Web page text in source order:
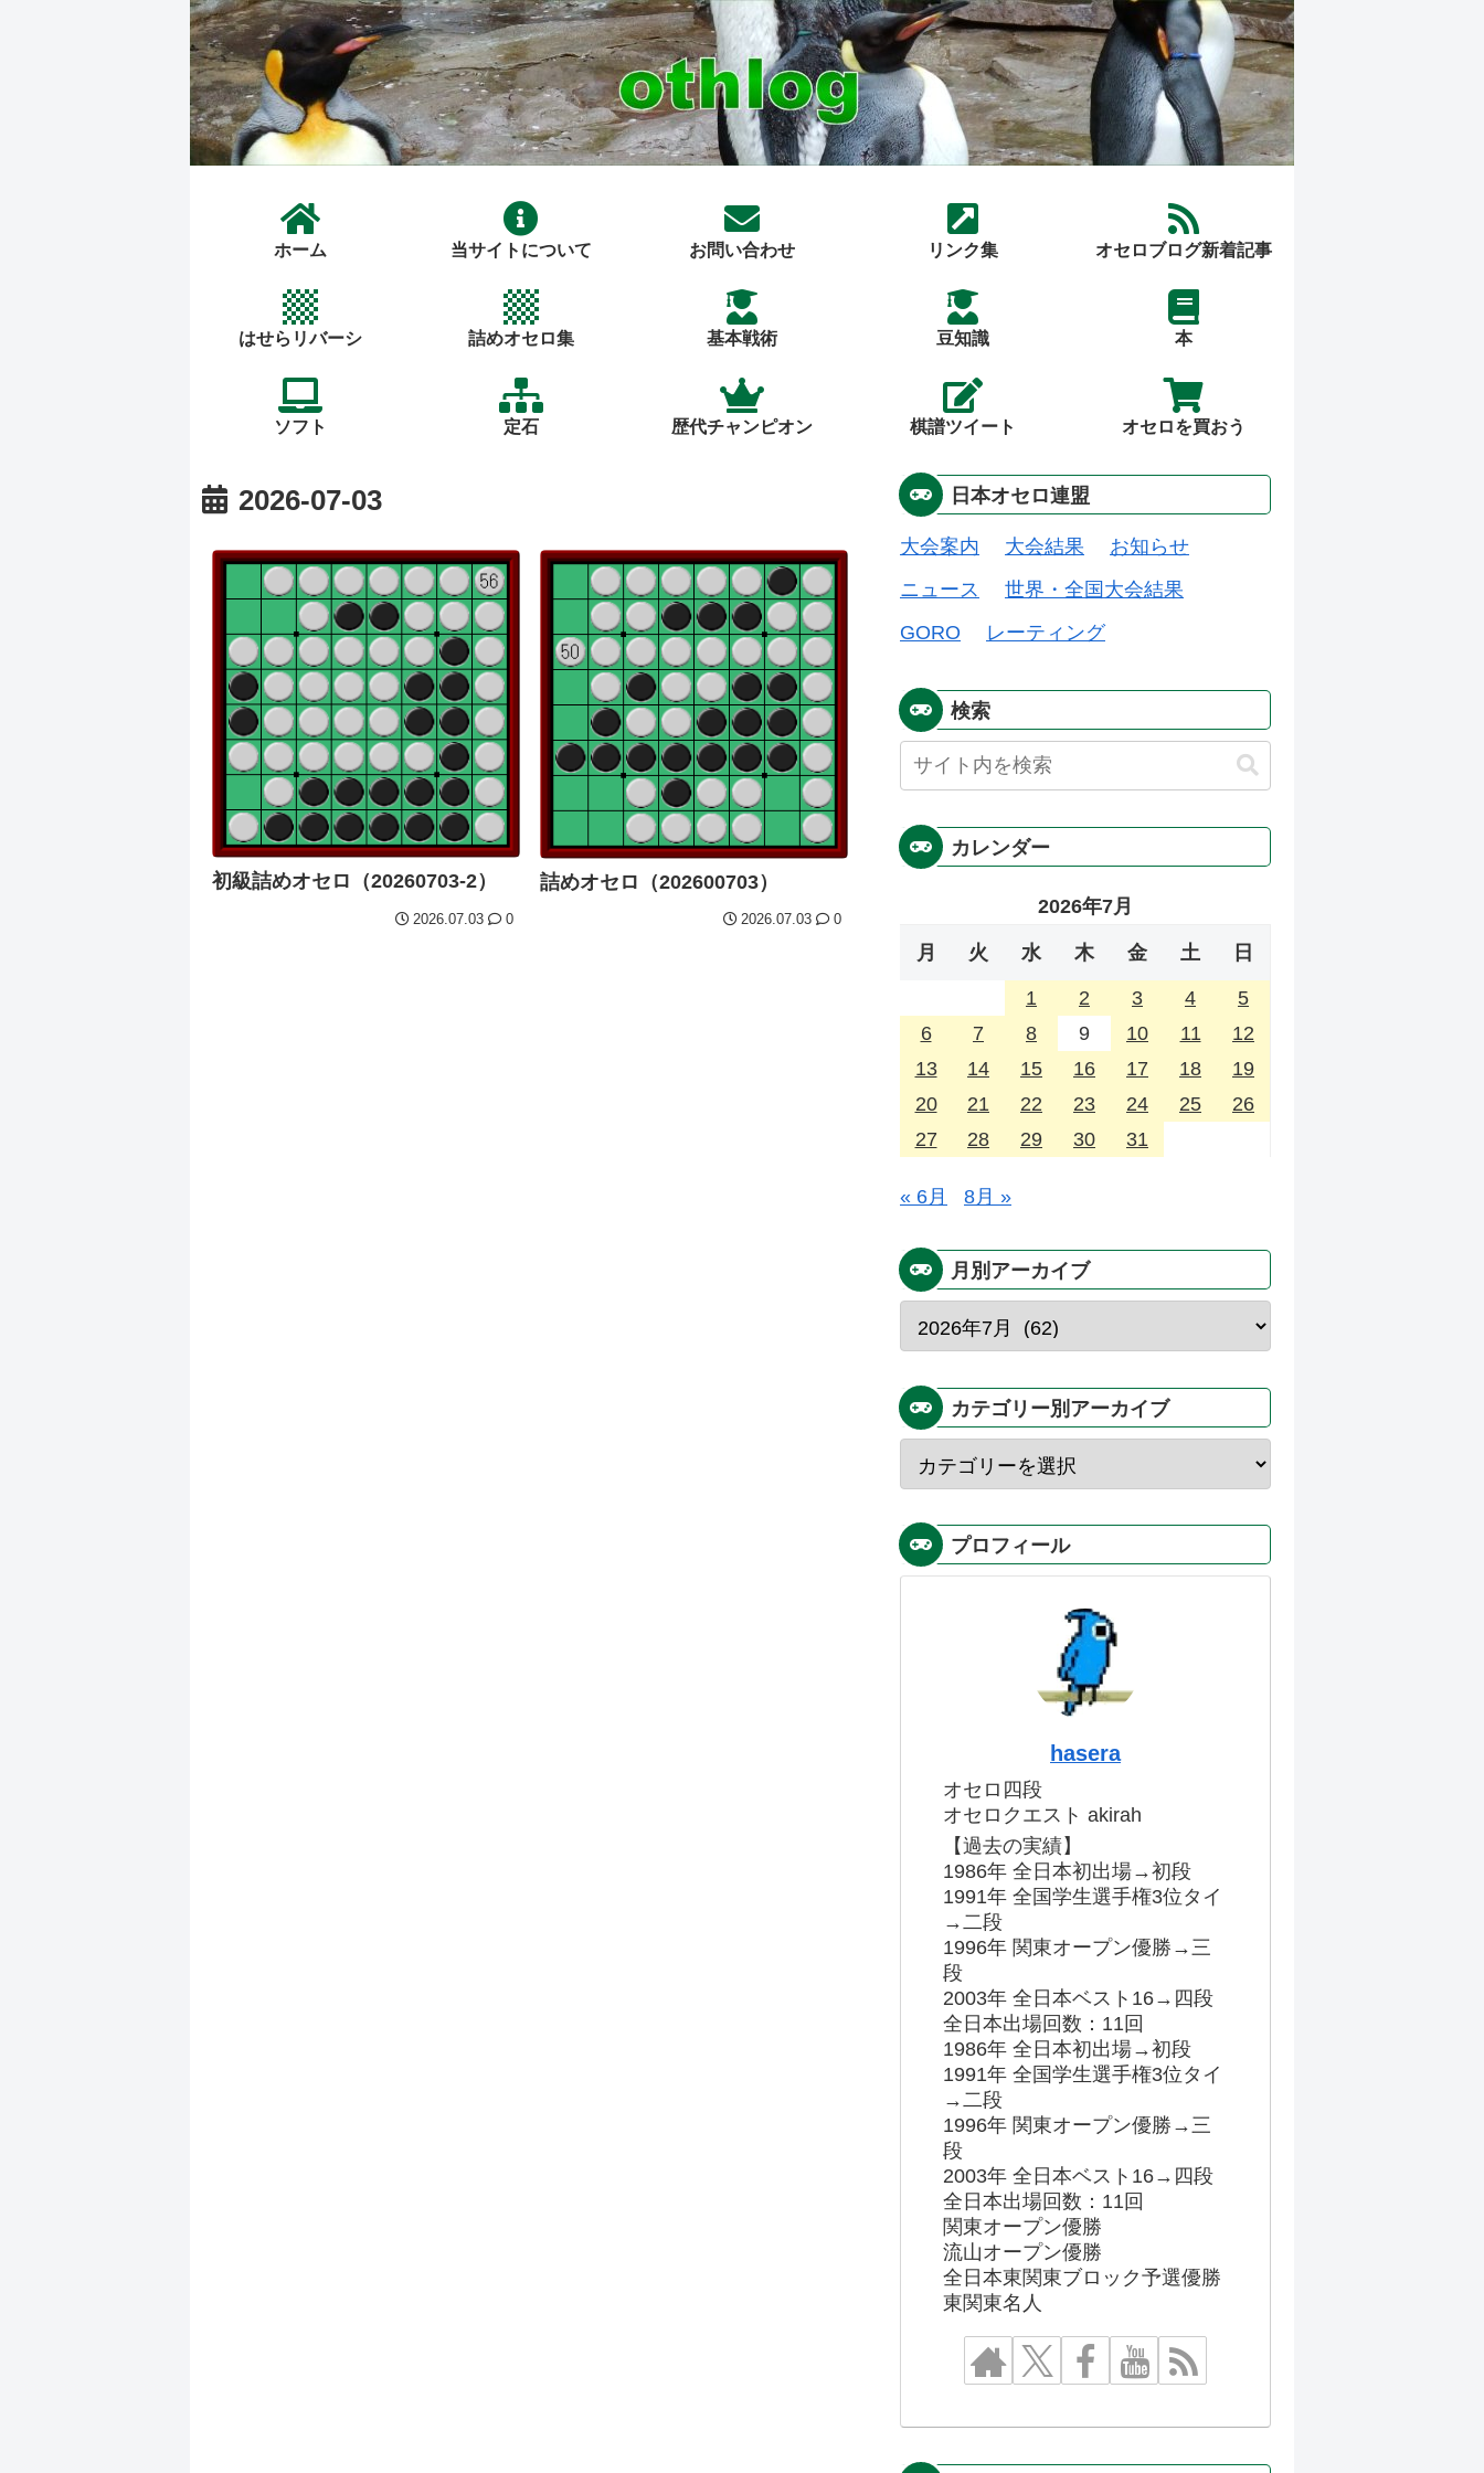
ホーム 当サイトについて お問い合わせ リンク集 オセロブログ新着記事
はせらリバーシ 詰めオセロ集 基本戦術 豆知識 本
ソフト 定石 歴代チャンピオン 棋譜ツイート オセロを買おう
2026-07-03
初級詰めオセロ（20260703-2）
2026.07.03 0
詰めオセロ（202600703）
2026.07.03 0
日本オセロ連盟
大会案内 大会結果
お知らせ
ニュース
世界・全国大会結果
GORO
レーティング
検索
カレンダー
2026年7月
月 火 水 木 金 土 日
1 2 3 4
5
6
7 8 9 10 11
12
13
14 15 16 17 18
19
20
21 22 23 24 25
26
27
28 29 30 31
« 6月 8月 »
月別アーカイブ
カテゴリー別アーカイブ
プロフィール
hasera
オセロ四段
オセロクエスト akirah
【過去の実績】
1986年 全日本初出場→初段
1991年 全国学生選手権3位タイ
→二段
1996年 関東オープン優勝→三
段
2003年 全日本ベスト16→四段
全日本出場回数：11回
1986年 全日本初出場→初段
1991年 全国学生選手権3位タイ
→二段
1996年 関東オープン優勝→三
段
2003年 全日本ベスト16→四段
全日本出場回数：11回
関東オープン優勝
流山オープン優勝
全日本東関東ブロック予選優勝
東関東名人